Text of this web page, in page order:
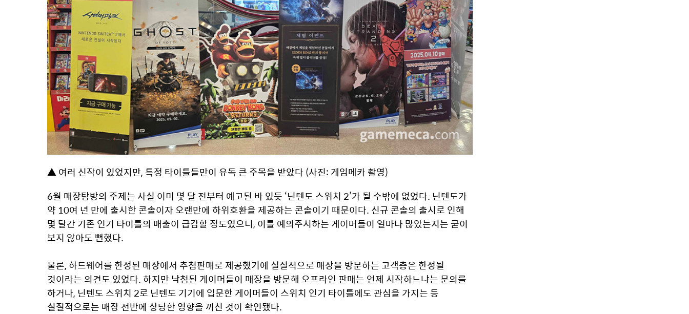
▲ 여러 신작이 있었지만, 특정 타이틀들만이 유독 큰 주목을 받았다 (사진: 게임메카 촬영)
6월 매장탐방의 주제는 사실 이미 몇 달 전부터 예고된 바 있듯 ‘닌텐도 스위치 2’가 될 수밖에 없었다. 닌텐도가
약 10여 년 만에 출시한 콘솔이자 오랜만에 하위호환을 제공하는 콘솔이기 때문이다. 신규 콘솔의 출시로 인해
몇 달간 기존 인기 타이틀의 매출이 급감할 정도였으니, 이를 예의주시하는 게이머들이 얼마나 많았는지는 굳이
보지 않아도 뻔했다.
물론, 하드웨어를 한정된 매장에서 추첨판매로 제공했기에 실질적으로 매장을 방문하는 고객층은 한정될
것이라는 의견도 있었다. 하지만 낙첨된 게이머들이 매장을 방문해 오프라인 판매는 언제 시작하느냐는 문의를
하거나, 닌텐도 스위치 2로 닌텐도 기기에 입문한 게이머들이 스위치 인기 타이틀에도 관심을 가지는 등
실질적으로는 매장 전반에 상당한 영향을 끼친 것이 확인됐다.